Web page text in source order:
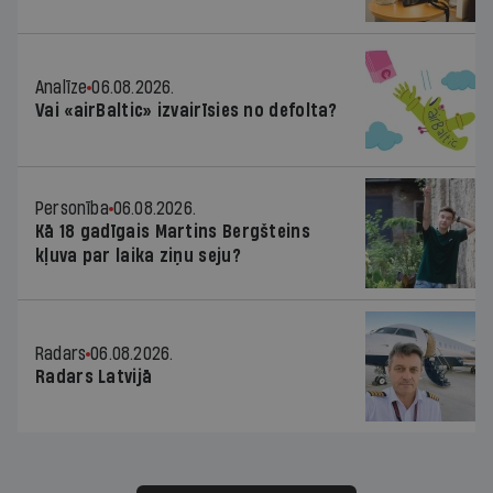
Analīze 06.08.2026.
Vai «airBaltic» izvairīsies no defolta?
Personība 06.08.2026.
Kā 18 gadīgais Martins Bergšteins
kļuva par laika ziņu seju?
Radars 06.08.2026.
Radars Latvijā